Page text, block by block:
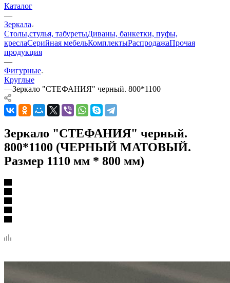
Каталог
—
Зеркала
Столы,стулья, табуретыДиваны, банкетки, пуфы,
креслаСерийная мебельКомплектыРаспродажаПрочая
продукция
—
Фигурные
Круглые
—Зеркало "СТЕФАНИЯ" черный. 800*1100
Зеркало "СТЕФАНИЯ" черный.
800*1100 (ЧЕРНЫЙ МАТОВЫЙ.
Размер 1110 мм * 800 мм)